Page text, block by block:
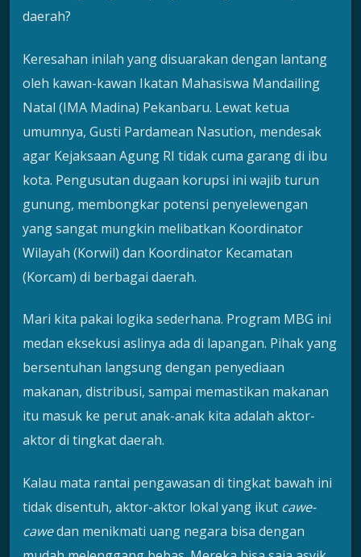
daerah?
Keresahan inilah yang disuarakan dengan lantang
oleh kawan-kawan Ikatan Mahasiswa Mandailing
Natal (IMA Madina) Pekanbaru. Lewat ketua
umumnya, Gusti Pardamean Nasution, mendesak
agar Kejaksaan Agung RI tidak cuma garang di ibu
kota. Pengusutan dugaan korupsi ini wajib turun
gunung, membongkar potensi penyelewengan
yang sangat mungkin melibatkan Koordinator
Wilayah (Korwil) dan Koordinator Kecamatan
(Korcam) di berbagai daerah.
Mari kita pakai logika sederhana. Program MBG ini
medan eksekusi aslinya ada di lapangan. Pihak yang
bersentuhan langsung dengan penyediaan
makanan, distribusi, sampai memastikan makanan
itu masuk ke perut anak-anak kita adalah aktor-
aktor di tingkat daerah.
Kalau mata rantai pengawasan di tingkat bawah ini
tidak disentuh, aktor-aktor lokal yang ikut cawe-
cawedan menikmati uang negara bisa dengan